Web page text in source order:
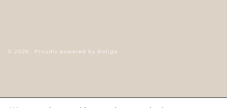
© 2026 . Proudly powered by Botiga